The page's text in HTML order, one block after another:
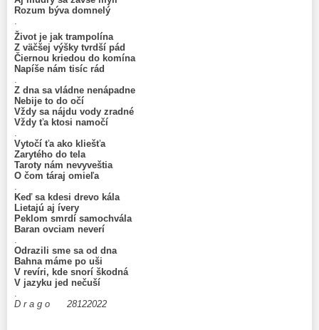
Rozum býva domnelý
Život je jak trampolína
Z väčšej výšky tvrdší pád
Čiernou kriedou do komína
Napíše nám tisíc rád
Z dna sa vládne nenápadne
Nebije to do očí
Vždy sa nájdu vody zradné
Vždy ťa ktosi namočí
Vytočí ťa ako kliešťa
Zarytého do tela
Taroty nám nevyveštia
O čom táraj omieľa
Keď sa kdesi drevo kála
Lietajú aj ívery
Peklom smrdí samochvála
Baran ovciam neverí
Odrazili sme sa od dna
Bahna máme po uši
V revíri, kde snorí škodná
V jazyku jed nečuší
D r a g o 28122022